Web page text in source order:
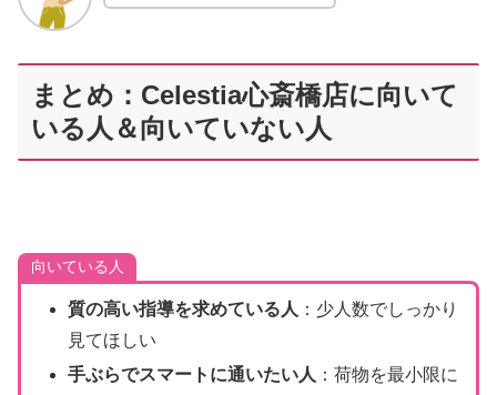
まとめ：Celestia心斎橋店に向いて
いる人＆向いていない人
向いている人
質の高い指導を求めている人 ：少人数でしっかり
見てほしい
手ぶらでスマートに通いたい人 ：荷物を最小限に